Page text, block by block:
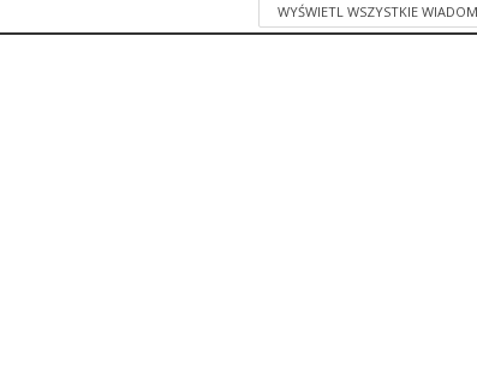
WYŚWIETL WSZYSTKIE